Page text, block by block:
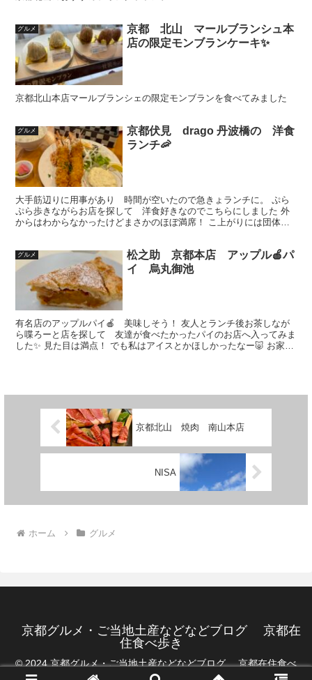
グルメ
京都 北山 マールブランシュ本
店の限定モンブランケーキ✨
京都北山本店マールブランシェの限定モンブランを食べてみました
グルメ
京都伏見 drago 丹波橋の 洋食
ランチ🦐
大手筋辺りに用事があり 時間が空いたので急きょランチに。 ぷら
ぷら歩きながらお店を探して 洋食好きなのでこちらにしました 外
からはわからなかったけどまさかのほぼ満席！ こ上がりには団体さ
グルメ
松之助 京都本店 アップル🍎パ
イ 烏丸御池
有名店のアップルパイ🍎 美味しそう！ 友人とランチ後お茶しなが
ら喋ろーと店を探して 友達が食べたかったパイのお店へ入ってみま
した✨ 見た目は満点！ でも私はアイスとかほしかったなー🐷 お家で
京都北山 焼肉 南山本店
NISA
ホーム グルメ
京都グルメ・ご当地土産などなどブログ 京都在
住食べ歩き
© 2024 京都グルメ・ご当地土産などなどブログ 京都在住食べ